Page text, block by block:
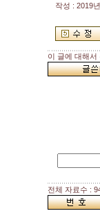
작성 : 2019
이 글에 대해서
전체 자료수 :